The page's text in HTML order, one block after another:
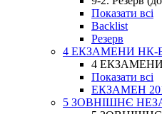
Показати всі
Backlist
Резерв
4 ЕКЗАМЕНИ НК-
4
Показати всі
ЕКЗАМЕН
5 ЗОВНІШНЄ